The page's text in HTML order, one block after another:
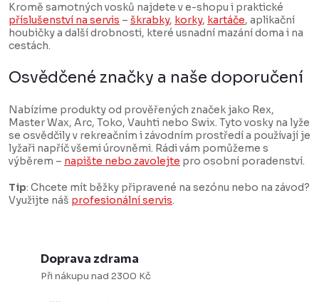
Kromě samotných vosků najdete v e-shopu i praktické
příslušenství na servis – škrabky, korky, kartáče, aplikační
houbičky a další drobnosti, které usnadní mazání doma i na
cestách.
Osvědčené značky a naše doporučení
Nabízíme produkty od prověřených značek jako Rex,
Master Wax, Arc, Toko, Vauhti nebo Swix. Tyto vosky na lyže
se osvědčily v rekreačním i závodním prostředí a používají je
lyžaři napříč všemi úrovněmi. Rádi vám pomůžeme s
výběrem – napište nebo zavolejte pro osobní poradenství.
Tip: Chcete mít běžky připravené na sezónu nebo na závod?
Využijte náš profesionální servis.
Doprava zdrama
Při nákupu nad 2300 Kč